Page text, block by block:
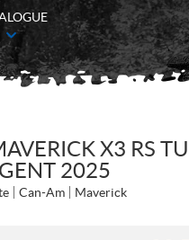
X3 RS
2025
Can-Am Maverick